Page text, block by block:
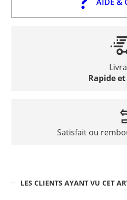
Rapide
Satisfait ou
LES CLIENTS AYANT VU CET